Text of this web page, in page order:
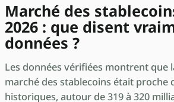
Marché des
2026 : que disent
données ?
Les données vérifiées montrent que
marché des stablecoins était proche
historiques, autour de 319 à 320